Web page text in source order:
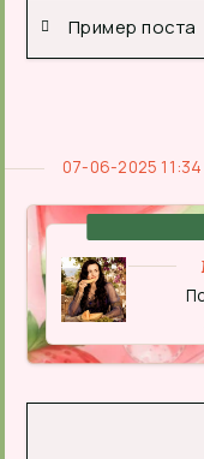
Пример поста
07-06-2025